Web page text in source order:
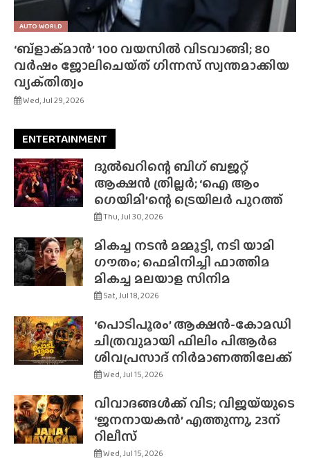
AUTO WORLD
‘ബ്‌ളാക്‌മാൻ’ 100 വയസിൽ വിടവാങ്ങി; 80
വർഷം ജോലിചെയ്‌ത്‌ ഗിന്നസ് സ്വന്തമാക്കിയ
വ്യക്‌തിത്വം
Wed, Jul 29, 2026
ENTERTAINMENT
ദുൽഖറിന്റെ ബിഗ് ബജറ്റ്
ആക്ഷൻ ത്രില്ലർ; ‘ഐ ആം
ഗെയിമി’ന്റെ ട്രെയിലർ പുറത്ത്
Thu, Jul 30, 2026
മികച്ച നടൻ മമ്മൂട്ടി, നടി യാമി
ഗൗതം; ഫെമിനിച്ചി ഫാത്തിമ
മികച്ച മലയാള സിനിമ
Sat, Jul 18, 2026
‘പൊടിപൂരം’ ആക്ഷൻ-കോമഡി
ചിത്രവുമായി ഫിലിം പിആർഒ
ശിവപ്രസാദ് നിർമാണത്തിലേക്ക്
Wed, Jul 15, 2026
വിവാദങ്ങൾക്ക് വിട; വിജയ്‌യുടെ
‘ജനനായകൻ’ എത്തുന്നു, 23ന്
റിലീസ്
Wed, Jul 15, 2026